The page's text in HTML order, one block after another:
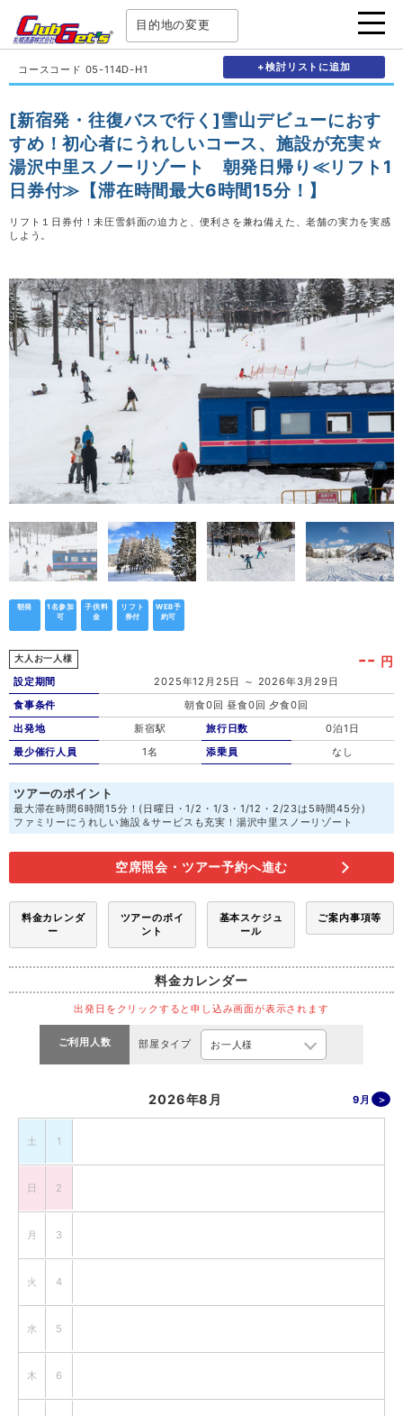
目的地の変更
コースコード 05-114D-H1 +検討リストに追加
[新宿発・往復バスで行く]雪山デビューにおす
すめ！初心者にうれしいコース、施設が充実☆
湯沢中里スノーリゾート 朝発日帰り≪リフト1
日券付≫【滞在時間最大6時間15分！】
リフト１日券付！未圧雪斜面の迫力と、便利さを兼ね備えた、老舗の実力を実感
しよう。
朝発
1名参加
可
子供料
金
リフト
券付
WEB予
約可
大人お一人様 -- 円
設定期間
2025年12月25日 ～ 2026年3月29日
食事条件
朝食0回 昼食0回 夕食0回
出発地
新宿駅
最少催行人員
1名
旅行日数
0泊1日
添乗員
なし
ツアーのポイント
最大滞在時間6時間15分！(日曜日・1/2・1/3・1/12・2/23は5時間45分)
ファミリーにうれしい施設＆サービスも充実！湯沢中里スノーリゾート
空席照会・ツアー予約へ進む
料金カレンダ
ー
ツアーのポイ
ント
基本スケジュ
ール
ご案内事項等
料金カレンダー
出発日をクリックすると申し込み画面が表示されます
ご利用人数 部屋タイプ
2026年8月 9月
土 1
日 2
月 3
火 4
水 5
木 6